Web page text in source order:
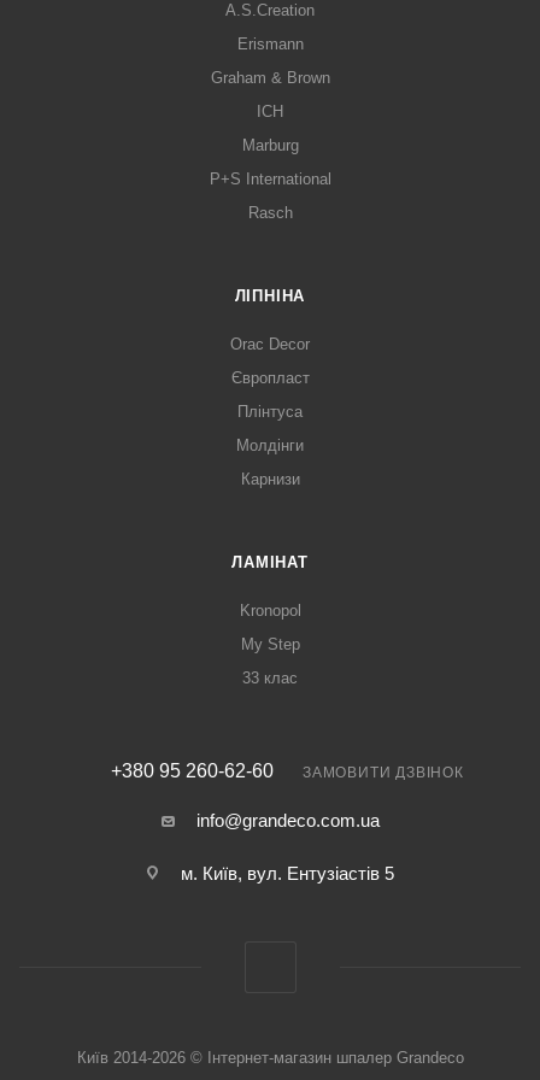
A.S.Creation
Erismann
Graham & Brown
ICH
Marburg
P+S International
Rasch
ЛІПНІНА
Orac Decor
Європласт
Плінтуса
Молдінги
Карнизи
ЛАМІНАТ
Kronopol
My Step
33 клас
+380 95 260-62-60 ЗАМОВИТИ ДЗВІНОК
info@grandeco.com.ua
м. Київ, вул. Ентузіастів 5
Київ 2014-2026 © Інтернет-магазин шпалер Grandeco